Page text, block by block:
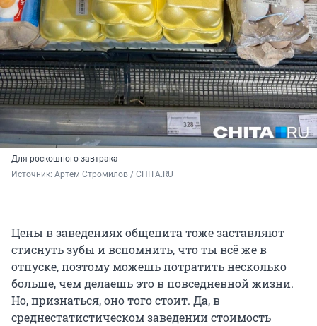
Для роскошного завтрака
Источник: Артем Стромилов / CHITA.RU
Цены в заведениях общепита тоже заставляют
стиснуть зубы и вспомнить, что ты всё же в
отпуске, поэтому можешь потратить несколько
больше, чем делаешь это в повседневной жизни.
Но, признаться, оно того стоит. Да, в
среднестатистическом заведении стоимость